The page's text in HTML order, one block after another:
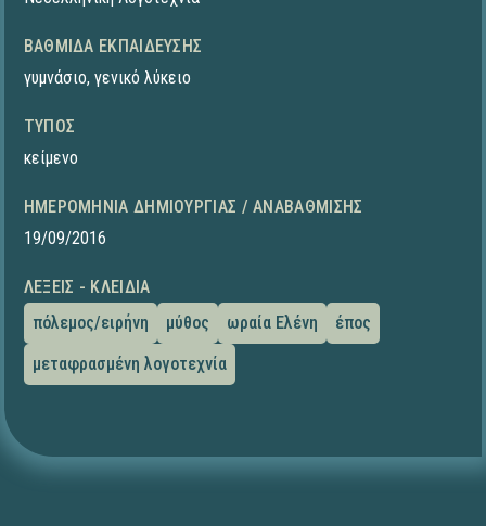
ΒΑΘΜΊΔΑ ΕΚΠΑΊΔΕΥΣΗΣ
γυμνάσιο, γενικό λύκειο
ΤΎΠΟΣ
κείμενο
ΗΜΕΡΟΜΗΝΊΑ ΔΗΜΙΟΥΡΓΊΑΣ / ΑΝΑΒΆΘΜΙΣΗΣ
19/09/2016
ΛΈΞΕΙΣ - ΚΛΕΙΔΙΆ
πόλεμος/ειρήνη
μύθος ωραία Ελένη
έπος
μεταφρασμένη λογοτεχνία